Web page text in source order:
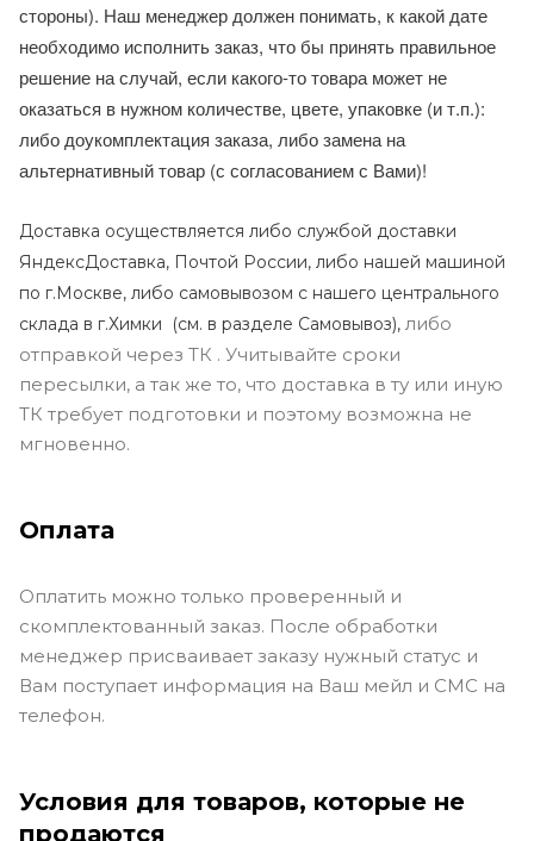
стороны). Наш менеджер должен понимать, к какой дате
необходимо исполнить заказ, что бы принять правильное
решение на случай, если какого-то товара может не
оказаться в нужном количестве, цвете, упаковке (и т.п.):
либо доукомплектация заказа, либо замена на
альтернативный товар (с согласованием с Вами)!
Доставка осуществляется либо службой доставки
ЯндексДоставка, Почтой России, либо нашей машиной
по г.Москве, либо самовывозом с нашего центрального
склада в г.Химки (см. в разделе Самовывоз), либо
отправкой через ТК . Учитывайте сроки
пересылки, а так же то, что доставка в ту или иную
ТК требует подготовки и поэтому возможна не
мгновенно.
Оплата
Оплатить можно только проверенный и
скомплектованный заказ. После обработки
менеджер присваивает заказу нужный статус и
Вам поступает информация на Ваш мейл и СМС на
телефон.
Условия для товаров, которые не
продаются